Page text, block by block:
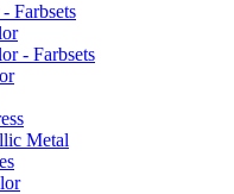
Farbsets
- Farbsets
Metal